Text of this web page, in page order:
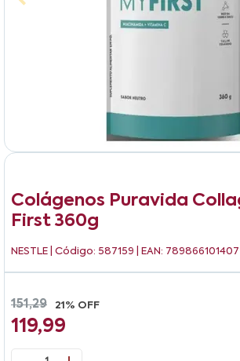
Colágenos Puravida
First 360g
NESTLE | Código: 587159 | EAN:
151,29 21% OFF
119,99